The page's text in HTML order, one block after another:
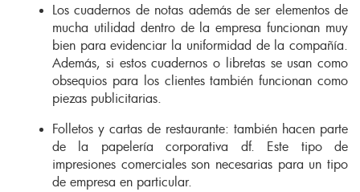
Los cuadernos de notas además de ser elementos de
mucha utilidad dentro de la empresa funcionan muy
bien para evidenciar la uniformidad de la compañía.
Además, si estos cuadernos o libretas se usan como
obsequios para los clientes también funcionan como
piezas publicitarias.
Folletos y cartas de restaurante: también hacen parte
de la papelería corporativa df. Este tipo de
impresiones comerciales son necesarias para un tipo
de empresa en particular.